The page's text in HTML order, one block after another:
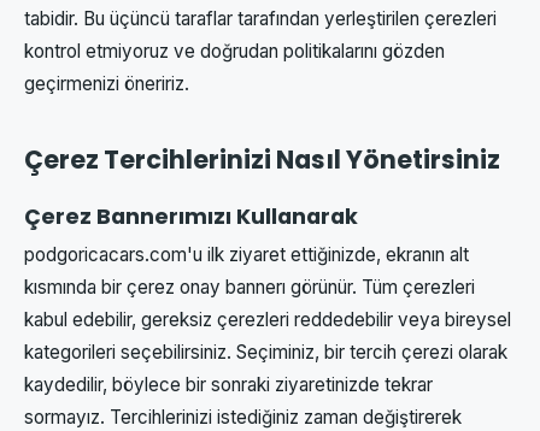
tabidir. Bu üçüncü taraflar tarafından yerleştirilen çerezleri
kontrol etmiyoruz ve doğrudan politikalarını gözden
geçirmenizi öneririz.
Çerez Tercihlerinizi Nasıl Yönetirsiniz
Çerez Bannerımızı Kullanarak
podgoricacars.com'u ilk ziyaret ettiğinizde, ekranın alt
kısmında bir çerez onay bannerı görünür. Tüm çerezleri
kabul edebilir, gereksiz çerezleri reddedebilir veya bireysel
kategorileri seçebilirsiniz. Seçiminiz, bir tercih çerezi olarak
kaydedilir, böylece bir sonraki ziyaretinizde tekrar
sormayız. Tercihlerinizi istediğiniz zaman değiştirerek